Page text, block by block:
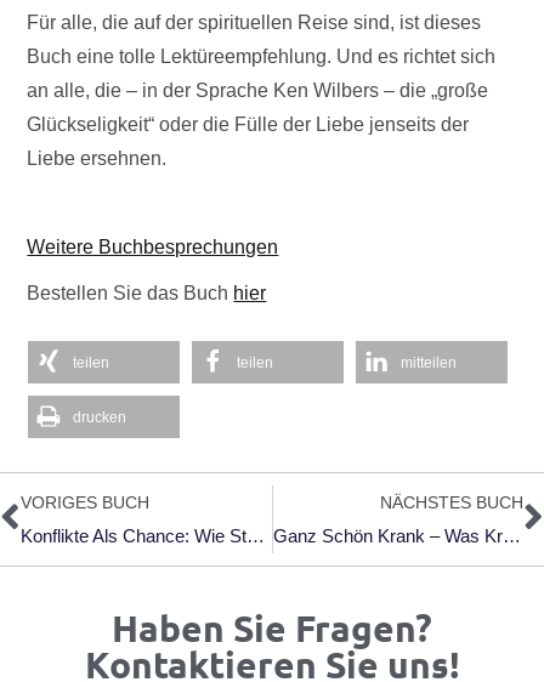
Für alle, die auf der spirituellen Reise sind, ist dieses
Buch eine tolle Lektüreempfehlung. Und es richtet sich
an alle, die – in der Sprache Ken Wilbers – die „große
Glückseligkeit“ oder die Fülle der Liebe jenseits der
Liebe ersehnen.
Weitere Buchbesprechungen
Bestellen Sie das Buch hier
teilen teilen mitteilen
drucken
Zurück
VORIGES BUCH
Konflikte Als Chance: Wie Störungen Beziehungen Im Beruf Stärken Können
NÄCHSTES BUCH
Ganz Schön Krank – Was Krankenstand Und Fehlzeiten Mit Führung Zu Tun Haben
Haben Sie Fragen?
Kontaktieren Sie uns!